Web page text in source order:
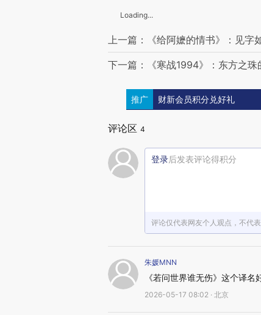
Loading...
上一篇：《给阿嬷的情书》：见字
下一篇：《寒战1994》：东方之
推广 财新会员积分兑好礼
评论区 4
登录后发表评论得积分
评论仅代表网友个人观点，不代
朱媛MNN
《若问世界谁无伤》这个译
2026-05-17 08:02 · 北京